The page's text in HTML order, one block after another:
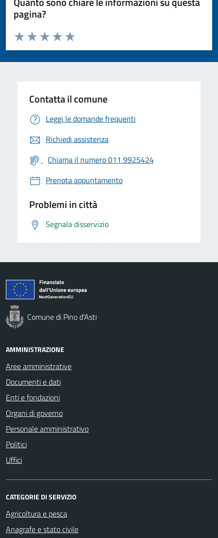
pagina?
Valuta da 1 a 5 stelle la pagina
Valuta 5 stelle su 5
Valuta 4 stelle su 5
Valuta 3 stelle su 5
Valuta 2 stelle su 5
Valuta 1 stelle su 5
Contatta il comune
Leggi le domande frequenti
Richiedi assistenza
Chiama il numero 011 9925424
Prenota appuntamento
Problemi in città
Segnala disservizio
Comune di Pino d'Asti
AMMINISTRAZIONE
Aree amministrative
Documenti e dati
Enti e fondazioni
Organi di governo
Personale amministrativo
Politici
Uffici
CATEGORIE DI SERVIZIO
Agricoltura e pesca
Anagrafe e stato civile